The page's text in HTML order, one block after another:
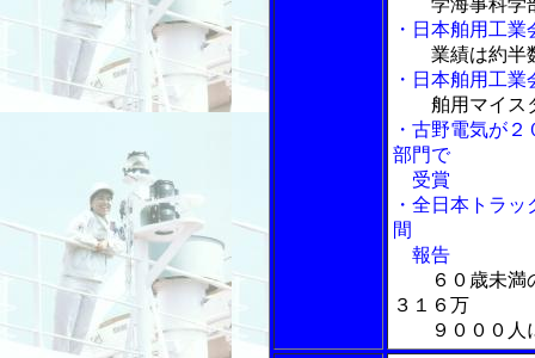
学海事科学
・日本舶用工
業績は約半
・日本舶用工
舶用マイス
・古野電気が
部門で
受賞
・全日本トラ
間
報告
６０歳未
３１６万
９０００人